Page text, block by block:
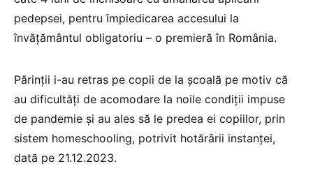
pedepsei, pentru împiedicarea accesului la
învățământul obligatoriu – o premieră în România.
Părinții i-au retras pe copii de la școală pe motiv că
au dificultăţi de acomodare la noile condiţii impuse
de pandemie și au ales să le predea ei copiilor, prin
sistem homeschooling, potrivit hotărârii instanței,
dată pe 21.12.2023.